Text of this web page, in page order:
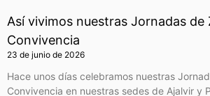
Así vivimos nuestras Jornadas
Convivencia
23 de junio de 2026
Hace unos días celebramos nuestras
Convivencia en nuestras sedes de Ajalvir y